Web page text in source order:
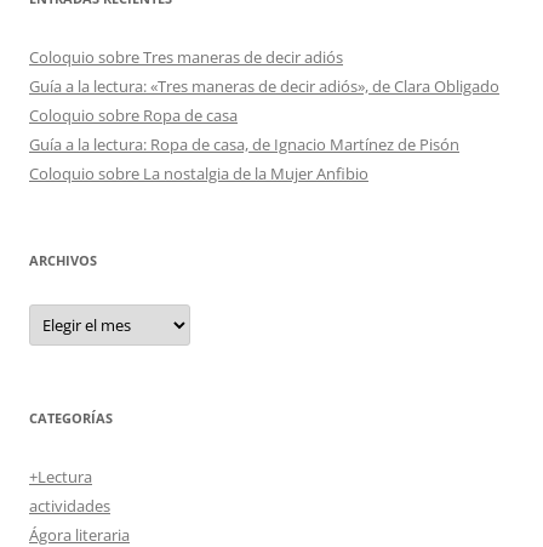
Coloquio sobre Tres maneras de decir adiós
Guía a la lectura: «Tres maneras de decir adiós», de Clara Obligado
Coloquio sobre Ropa de casa
Guía a la lectura: Ropa de casa, de Ignacio Martínez de Pisón
Coloquio sobre La nostalgia de la Mujer Anfibio
ARCHIVOS
Archivos
CATEGORÍAS
+Lectura
actividades
Ágora literaria